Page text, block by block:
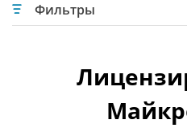
Фильтры